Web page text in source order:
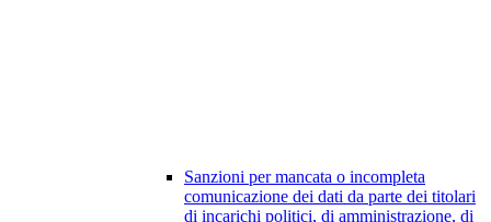
Sanzioni per mancata o incompleta
comunicazione dei dati da parte dei titolari
di incarichi politici, di amministrazione, di